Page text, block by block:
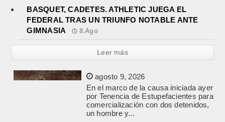
BASQUET, CADETES. ATHLETIC JUEGA EL
FEDERAL TRAS UN TRIUNFO NOTABLE ANTE
GIMNASIA
8.Ago
Leer más
BASQUET, CADETES. ATHLETIC
JUEGA EL FEDERAL TRAS UN
TRIUNFO NOTABLE ANTE
GIMNASIA
agosto 8, 2026